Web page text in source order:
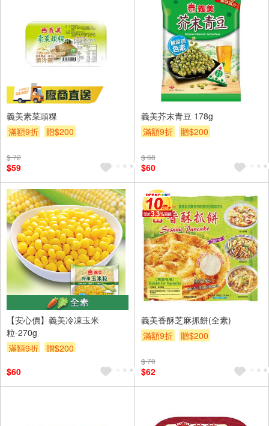
義美素菜頭粿
滿額9折
贈$200
$ 72
$59
義美芥末青豆 178g
滿額9折
贈$200
$ 68
$60
【安心價】義美冷凍玉米
粒-270g
滿額9折
贈$200
$60
義美香酥芝麻抓餅(全素)
滿額9折
贈$200
$ 70
$62